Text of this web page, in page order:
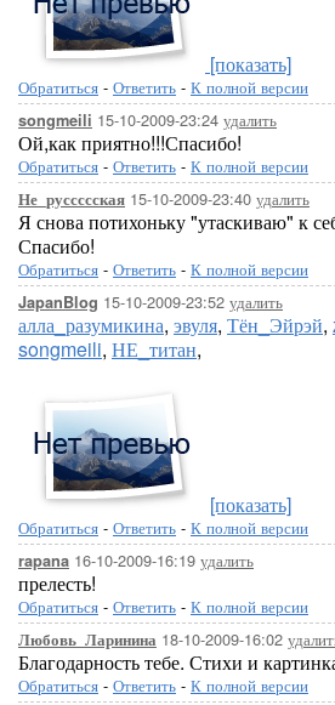
[показать]
Обратиться - Ответить - К полной версии
songmeili 15-10-2009-23:24 удалить
Ой,как приятно!!!Спасибо!
Обратиться - Ответить - К полной версии
Не_руссссская 15-10-2009-23:40 удалить
Я снова потихоньку "утаскиваю" к
Спасибо!
Обратиться - Ответить - К полной версии
JapanBlog 15-10-2009-23:52 удалить
алла_разумикина, эвуля, Тён_Эйрэй,
songmeili, НЕ_титан,
[показать]
Обратиться - Ответить - К полной версии
rapana 16-10-2009-16:19 удалить
прелесть!
Обратиться - Ответить - К полной версии
Любовь_Ларинина 18-10-2009-16:02
Благодарность тебе. Стихи и
Обратиться - Ответить - К полной версии